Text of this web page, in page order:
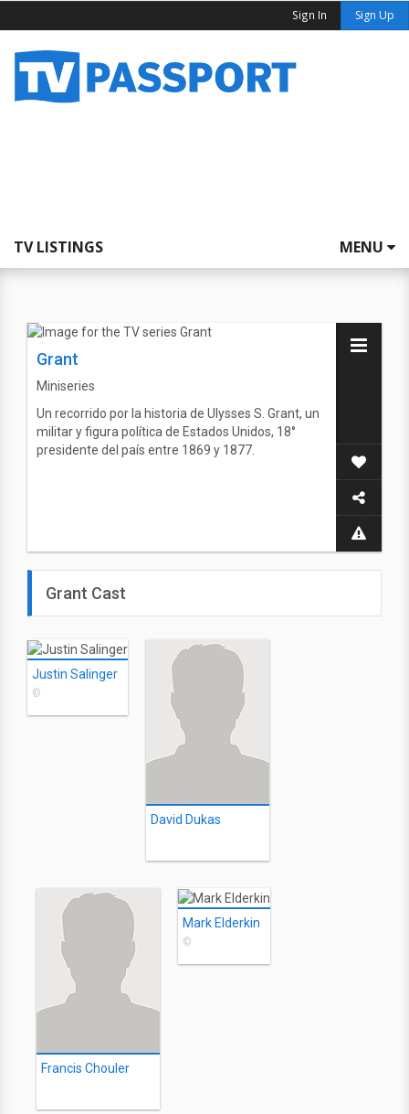
Sign In Sign Up
TV LISTINGS MENU
Grant
Miniseries
Un recorrido por la historia de Ulysses S. Grant, un
militar y figura política de Estados Unidos, 18°
presidente del país entre 1869 y 1877.
Grant Cast
Justin Salinger
©
David Dukas
Francis Chouler
Mark Elderkin
©